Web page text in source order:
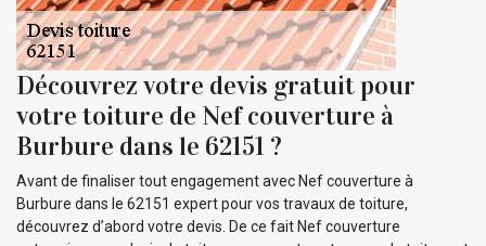
Découvrez votre devis gratuit pour
votre toiture de Nef couverture à
Burbure dans le 62151 ?
Avant de finaliser tout engagement avec Nef couverture à
Burbure dans le 62151 expert pour vos travaux de toiture,
découvrez d’abord votre devis. De ce fait Nef couverture